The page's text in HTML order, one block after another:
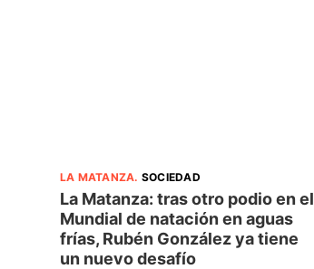
LA MATANZA. SOCIEDAD
La Matanza: tras otro podio en el
Mundial de natación en aguas
frías, Rubén González ya tiene
un nuevo desafío